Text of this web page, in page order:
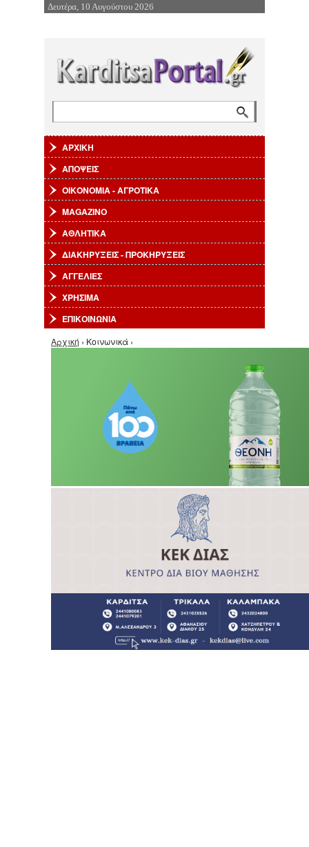
Επιστροφή στην Πλοήγηση
Δευτέρα, 10 Αυγούστου 2026
Φόρμα αναζήτησης
ΑΡΧΙΚΗ
ΑΠΟΨΕΙΣ
ΟΙΚΟΝΟΜΙΑ - ΑΓΡΟΤΙΚΑ
MAGAZINO
ΑΘΛΗΤΙΚΑ
ΔΙΑΚΗΡΥΞΕΙΣ - ΠΡΟΚΗΡΥΞΕΙΣ
ΑΓΓΕΛΙΕΣ
ΧΡΗΣΙΜΑ
ΕΠΙΚΟΙΝΩΝΙΑ
Είστε εδώ
Αρχική › Κοινωνικά ›